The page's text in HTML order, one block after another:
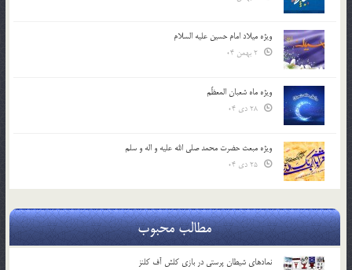
ویژه میلاد امام حسین علیه السلام
ویژه ماه شعبان المعظّم
ویژه مبعث حضرت محمد صلی الله علیه و اله و سلم
مطالب محبوب
نمادهای شیطان پرستی در بازی کلش آف کلنز